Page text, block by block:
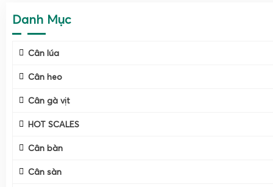
Danh Mục
Cân lúa
Cân heo
Cân gà vịt
HOT SCALES
Cân bàn
Cân sàn